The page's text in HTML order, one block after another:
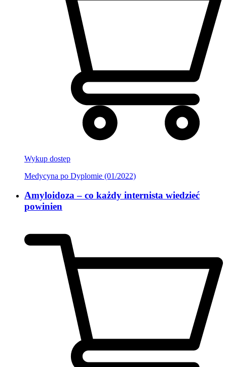
Wykup dostęp
Medycyna po Dyplomie (01/2022)
Amyloidoza – co każdy internista wiedzieć
powinien